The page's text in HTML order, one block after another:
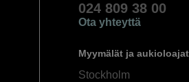
024 809 38 00
Ota yhteyttä
Myymälät ja aukioloajat
Stockholm